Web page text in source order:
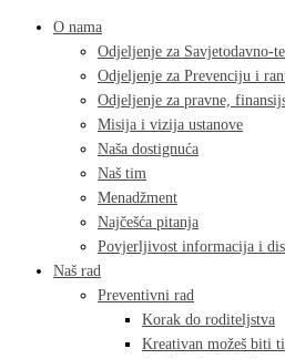
O nama
Odjeljenje za Savjetodavno-
Odjeljenje za Prevenciju i
Odjeljenje za pravne,
Misija i vizija ustanove
Naša dostignuća
Naš tim
Menadžment
Najčešća pitanja
Povjerljivost informacija i
Naš rad
Preventivni rad
Korak do roditeljstva
Kreativan možeš biti ti